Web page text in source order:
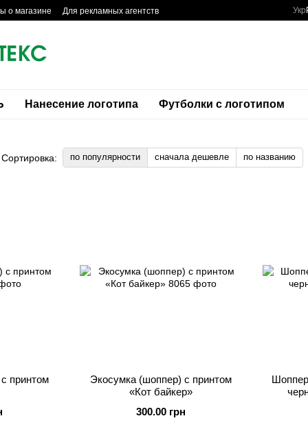
о магазине Для рекламных агентств Укр
Нанесение логотипа Футболки с логотипом
Сортировка: по популярности сначала дешевле по названию
принтом
Экосумка (шоппер) с принтом
«Кот байкер»
300.00 грн